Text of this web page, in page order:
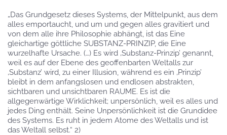
„Das Grundgesetz dieses Systems, der Mittelpunkt, aus dem
alles emportaucht, und um und gegen alles gravitiert und
von dem alle ihre Philosophie abhängt, ist das Eine
gleichartige göttliche SUBSTANZ-PRINZIP, die Eine
wurzelhafte Ursache. (…) Es wird ‚Substanz-Prinzip’ genannt,
weil es auf der Ebene des geoffenbarten Weltalls zur
‚Substanz’ wird, zu einer Illusion, während es ein ‚Prinzip’
bleibt in dem anfangslosen und endlosen abstrakten,
sichtbaren und unsichtbaren RAUME. Es ist die
allgegenwärtige Wirklichkeit; unpersönlich, weil es alles und
jedes Ding enthält. Seine Unpersönlichkeit ist die Grundidee
des Systems. Es ruht in jedem Atome des Weltalls und ist
das Weltall selbst.“ 2)